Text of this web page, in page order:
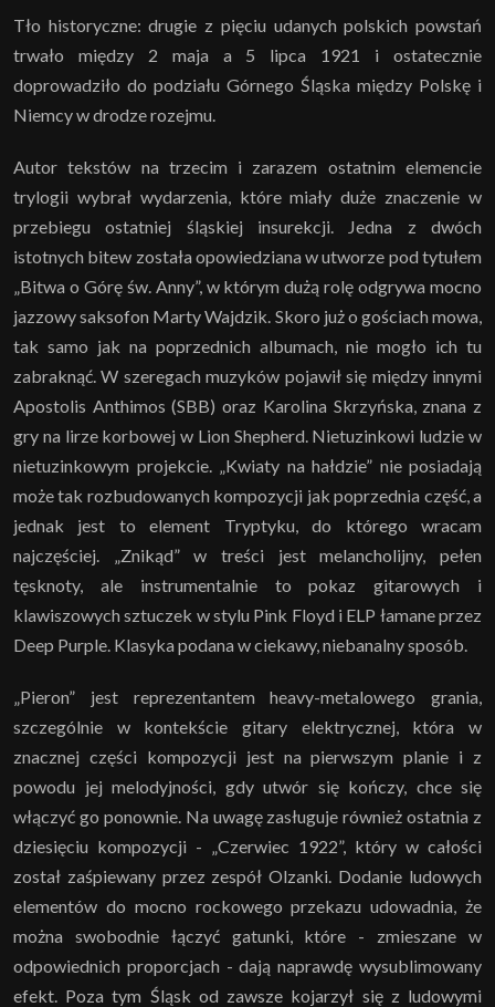
Tło historyczne: drugie z pięciu udanych polskich powstań
trwało między 2 maja a 5 lipca 1921 i ostatecznie
doprowadziło do podziału Górnego Śląska między Polskę i
Niemcy w drodze rozejmu.
Autor tekstów na trzecim i zarazem ostatnim elemencie
trylogii wybrał wydarzenia, które miały duże znaczenie w
przebiegu ostatniej śląskiej insurekcji. Jedna z dwóch
istotnych bitew została opowiedziana w utworze pod tytułem
„Bitwa o Górę św. Anny”, w którym dużą rolę odgrywa mocno
jazzowy saksofon Marty Wajdzik. Skoro już o gościach mowa,
tak samo jak na poprzednich albumach, nie mogło ich tu
zabraknąć. W szeregach muzyków pojawił się między innymi
Apostolis Anthimos (SBB) oraz Karolina Skrzyńska, znana z
gry na lirze korbowej w Lion Shepherd. Nietuzinkowi ludzie w
nietuzinkowym projekcie. „Kwiaty na hałdzie” nie posiadają
może tak rozbudowanych kompozycji jak poprzednia część, a
jednak jest to element Tryptyku, do którego wracam
najczęściej. „Znikąd” w treści jest melancholijny, pełen
tęsknoty, ale instrumentalnie to pokaz gitarowych i
klawiszowych sztuczek w stylu Pink Floyd i ELP łamane przez
Deep Purple. Klasyka podana w ciekawy, niebanalny sposób.
„Pieron” jest reprezentantem heavy-metalowego grania,
szczególnie w kontekście gitary elektrycznej, która w
znacznej części kompozycji jest na pierwszym planie i z
powodu jej melodyjności, gdy utwór się kończy, chce się
włączyć go ponownie. Na uwagę zasługuje również ostatnia z
dziesięciu kompozycji - „Czerwiec 1922”, który w całości
został zaśpiewany przez zespół Olzanki. Dodanie ludowych
elementów do mocno rockowego przekazu udowadnia, że
można swobodnie łączyć gatunki, które - zmieszane w
odpowiednich proporcjach - dają naprawdę wysublimowany
efekt. Poza tym Śląsk od zawsze kojarzył się z ludowymi